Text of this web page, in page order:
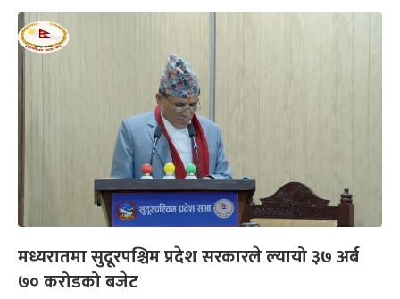
मध्यरातमा सुदूरपश्चिम प्रदेश सरकारले ल्यायो ३७ अर्ब
७० करोडको बजेट